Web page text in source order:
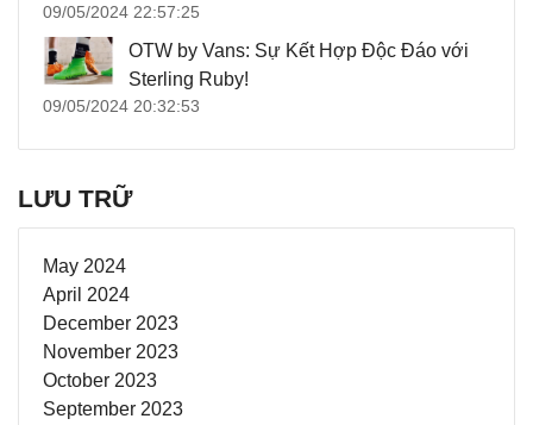
09/05/2024 22:57:25
OTW by Vans: Sự Kết Hợp Độc Đáo với
Sterling Ruby!
09/05/2024 20:32:53
LƯU TRỮ
May 2024
April 2024
December 2023
November 2023
October 2023
September 2023